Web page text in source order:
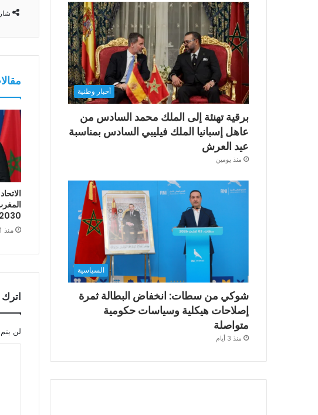
2030
منذ 21 ساعة
اترك
لن
أخبار وطنية
برقية تهنئة إلى الملك محمد السادس من
عاهل إسبانيا الملك فيليبي السادس بمناسبة
عيد العرش
منذ يومين
السياسية
شوكي من سطات: انخفاض البطالة ثمرة
إصلاحات هيكلية وسياسات حكومية
متواصلة
منذ 3 أيام